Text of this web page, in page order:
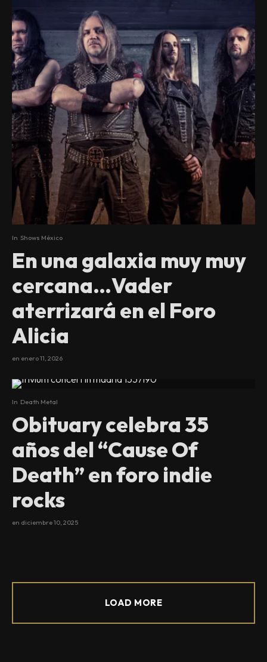
In Shows México
En una galaxia muy muy
cercana…Vader
aterrizará en el Foro
Alicia
en enero 11, 2026
In Death Metal
Obituary celebra 35
años del “Cause Of
Death” en foro indie
rocks
en diciembre 10, 2025
LOAD MORE